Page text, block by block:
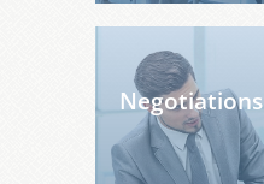
Negotiations